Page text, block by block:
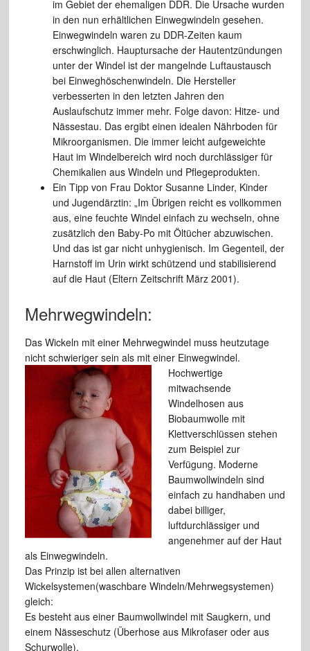
im Gebiet der ehemaligen DDR. Die Ursache wurden
in den nun erhältlichen Einwegwindeln gesehen.
Einwegwindeln waren zu DDR-Zeiten kaum
erschwinglich. Hauptursache der Hautentzündungen
unter der Windel ist der mangelnde Luftaustausch
bei Einweghöschenwindeln. Die Hersteller
verbesserten in den letzten Jahren den
Auslaufschutz immer mehr. Folge davon: Hitze- und
Nässestau. Das ergibt einen idealen Nährboden für
Mikroorganismen. Die immer leicht aufgeweichte
Haut im Windelbereich wird noch durchlässiger für
Chemikalien aus Windeln und Pflegeprodukten.
Ein Tipp von Frau Doktor Susanne Linder, Kinder
und Jugendärztin: „Im Übrigen reicht es vollkommen
aus, eine feuchte Windel einfach zu wechseln, ohne
zusätzlich den Baby-Po mit Öltücher abzuwischen.
Und das ist gar nicht unhygienisch. Im Gegenteil, der
Harnstoff im Urin wirkt schützend und stabilisierend
auf die Haut (Eltern Zeitschrift März 2001).
Mehrwegwindeln:
Das Wickeln mit einer Mehrwegwindel muss heutzutage
nicht schwieriger sein als mit einer Einwegwindel.
Hochwertige
mitwachsende
Windelhosen aus
Biobaumwolle mit
Klettverschlüssen stehen
zum Beispiel zur
Verfügung. Moderne
Baumwollwindeln sind
einfach zu handhaben und
dabei billiger,
luftdurchlässiger und
angenehmer auf der Haut
als Einwegwindeln.
Das Prinzip ist bei allen alternativen
Wickelsystemen(waschbare Windeln/Mehrwegsystemen)
gleich:
Es besteht aus einer Baumwollwindel mit Saugkern, und
einem Nässeschutz (Überhose aus Mikrofaser oder aus
Schurwolle).